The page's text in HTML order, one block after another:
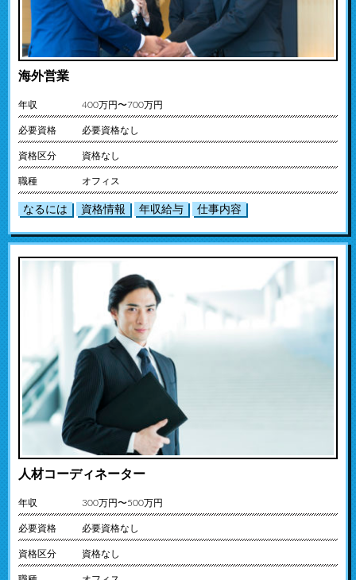
海外営業
年収 400万円〜700万円
必要資格 必要資格なし
資格区分 資格なし
職種 オフィス
なるには 資格情報 年収給与 仕事内容
人材コーディネーター
年収 300万円〜500万円
必要資格 必要資格なし
資格区分 資格なし